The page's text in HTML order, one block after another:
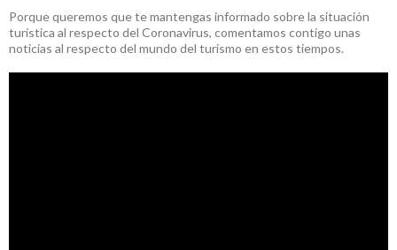
Porque queremos que te mantengas informado sobre la situación
turística al respecto del Coronavirus, comentamos contigo unas
noticias al respecto del mundo del turismo en estos tiempos.